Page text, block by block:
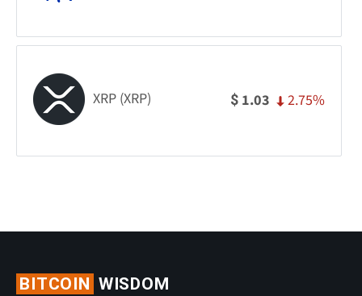
XRP (XRP) $ 1.03 2.75%
BITCOIN WISDOM